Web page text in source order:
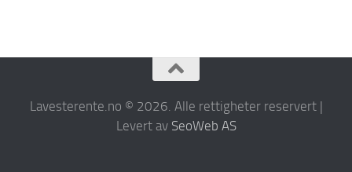
Lavesterente.no © 2026. Alle rettigheter reservert |
Levert av SeoWeb AS